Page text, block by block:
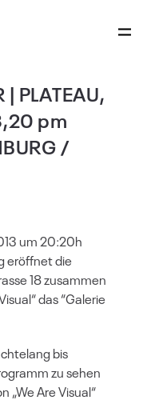
| PLATEAU,
pm
/
um 20:20h
eröffnet die
18 zusammen
das “Galerie
bis
zu sehen
„We Are Visual“